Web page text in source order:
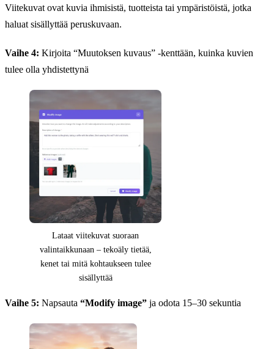
Viitekuvat ovat kuvia ihmisistä, tuotteista tai ympäristöistä, jotka
haluat sisällyttää peruskuvaan.
Vaihe 4: Kirjoita “Muutoksen kuvaus” -kenttään, kuinka kuvien
tulee olla yhdistettynä
Lataat viitekuvat suoraan
valintaikkunaan – tekoäly tietää,
kenet tai mitä kohtaukseen tulee
sisällyttää
Vaihe 5: Napsauta “Modify image” ja odota 15–30 sekuntia